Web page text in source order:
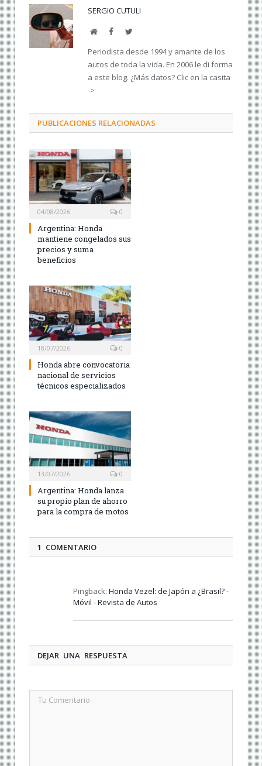
SERGIO CUTULI
Web FacebookTwitter
Periodista desde 1994 y amante de los
autos de toda la vida. En 2006 le di forma
a este blog. ¿Más datos? Clic en la casita
->
PUBLICACIONES RELACIONADAS
04/08/2026 0
Argentina: Honda
mantiene congelados sus
precios y suma
beneficios
18/07/2026 0
Honda abre convocatoria
nacional de servicios
técnicos especializados
13/07/2026 0
Argentina: Honda lanza
su propio plan de ahorro
para la compra de motos
1 COMENTARIO
Pingback: Honda Vezel: de Japón a ¿Brasil? -
Móvil - Revista de Autos
DEJAR UNA RESPUESTA